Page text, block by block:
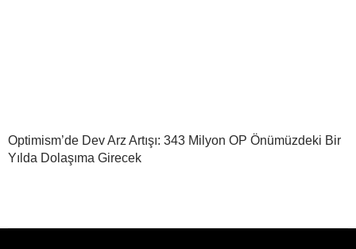
Optimism’de Dev Arz Artışı: 343 Milyon OP Önümüzdeki Bir
Yılda Dolaşıma Girecek